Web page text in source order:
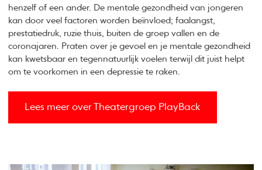
henzelf of een ander. De mentale gezondheid van jongeren
kan door veel factoren worden beïnvloed; faalangst,
prestatiedruk, ruzie thuis, buiten de groep vallen en de
coronajaren. Praten over je gevoel en je mentale gezondheid
kan kwetsbaar en tegennatuurlijk voelen terwijl dit juist helpt
om te voorkomen in een depressie te raken.
Lees meer over Theatergroep PlayBack